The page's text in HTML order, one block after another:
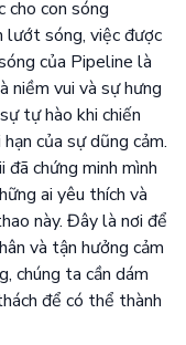
cho con sóng
lướt sóng, việc được
của Pipeline là
niềm vui và sự hưng
tự hào khi chiến
của sự dũng cảm.
chứng minh mình
ai yêu thích và
này. Đây là nơi để
và tận hưởng cảm
chúng ta cần dám
để có thể thành